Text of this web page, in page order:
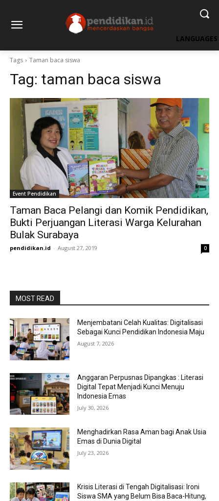
LANGUAGES
Tags Taman baca siswa
Tag: taman baca siswa
Event Pendidikan
Taman Baca Pelangi dan Komik Pendidikan,
Bukti Perjuangan Literasi Warga Kelurahan
Bulak Surabaya
pendidikan.id - August 27, 2019 0
MOST READ
Menjembatani Celah Kualitas: Digitalisasi
Sebagai Kunci Pendidikan Indonesia Maju
August 7, 2026
Anggaran Perpusnas Dipangkas : Literasi
Digital Tepat Menjadi Kunci Menuju
Indonesia Emas
July 30, 2026
Menghadirkan Rasa Aman bagi Anak Usia
Emas di Dunia Digital
July 23, 2026
Krisis Literasi di Tengah Digitalisasi: Ironi
Siswa SMA yang Belum Bisa Baca-Hitung,